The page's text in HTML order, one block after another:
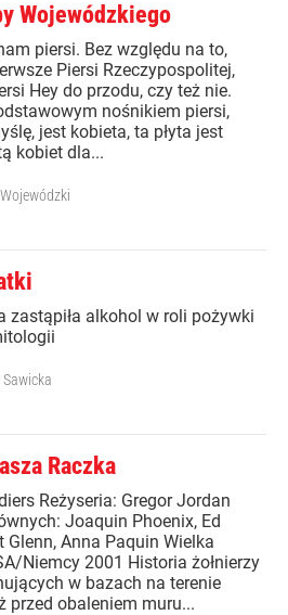
Wojewódzkiego
piersi. Bez względu na to,
Piersi Rzeczypospolitej,
Hey do przodu, czy też nie.
nośnikiem piersi,
jest kobieta, ta płyta jest
kobiet dla...
zastąpiła alkohol w roli pożywki
Raczka
Reżyseria: Gregor Jordan
Joaquin Phoenix, Ed
Glenn, Anna Paquin Wielka
Niemcy 2001 Historia żołnierzy
w bazach na terenie
przed obaleniem muru...